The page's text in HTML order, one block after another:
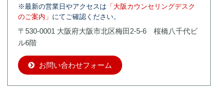
※最新の営業日やアクセスは 「大阪カウンセリングデスク
のご案内」 にてご確認ください。
〒530-0001 大阪府大阪市北区梅田2-5-6 桜橋八千代ビ
ル6階
お問い合わせフォーム